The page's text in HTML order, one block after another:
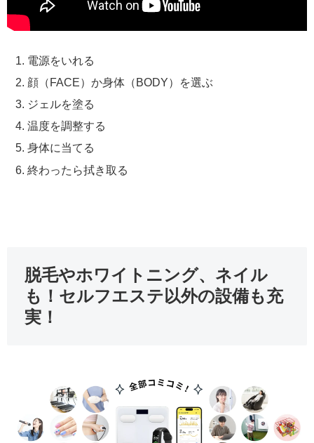
電源をいれる
顔（FACE）か身体（BODY）を選ぶ
ジェルを塗る
温度を調整する
身体に当てる
終わったら拭き取る
脱毛やホワイトニング、ネイル
も！セルフエステ以外の設備も充
実！